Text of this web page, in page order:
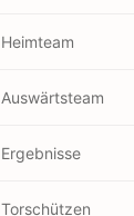
Heimteam
Auswärtsteam
Ergebnisse
Torschützen